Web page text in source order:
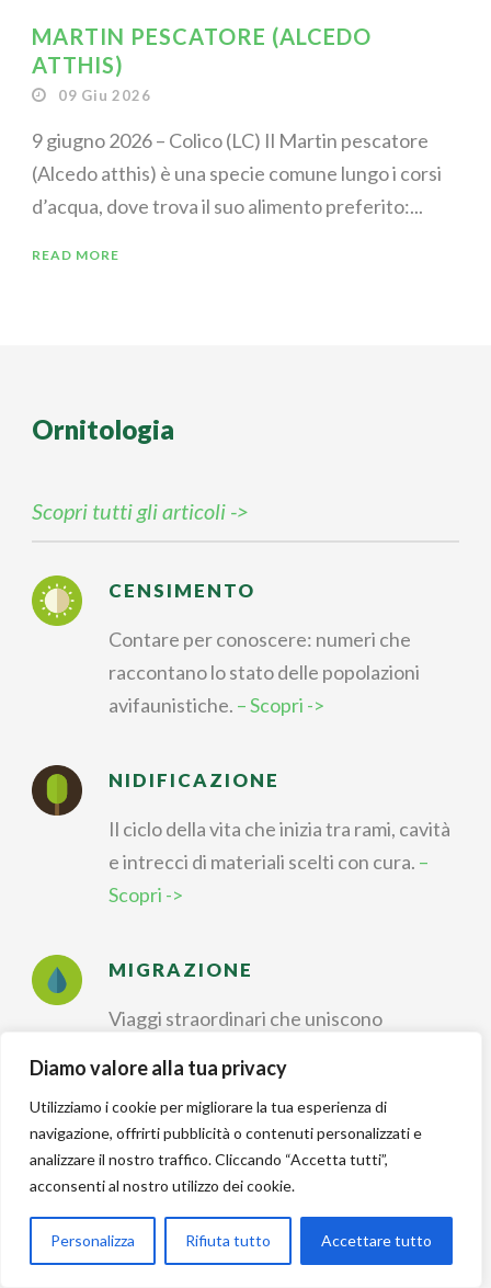
Diamo valore alla tua privacy
Utilizziamo i cookie per migliorare la tua esperienza di
navigazione, offrirti pubblicità o contenuti personalizzati e
analizzare il nostro traffico. Cliccando “Accetta tutti”,
acconsenti al nostro utilizzo dei cookie.
Personalizza Rifiuta tutto Accettare tutto
MARTIN PESCATORE (ALCEDO
ATTHIS)
09 Giu 2026
9 giugno 2026 – Colico (LC) Il Martin pescatore
(Alcedo atthis) è una specie comune lungo i corsi
d’acqua, dove trova il suo alimento preferito:...
READ MORE
Ornitologia
Scopri tutti gli articoli ->
CENSIMENTO
Contare per conoscere: numeri che
raccontano lo stato delle popolazioni
avifaunistiche. – Scopri ->
NIDIFICAZIONE
Il ciclo della vita che inizia tra rami, cavità
e intrecci di materiali scelti con cura. –
Scopri ->
MIGRAZIONE
Viaggi straordinari che uniscono
sopravvivenza.
– Scopri ->
IDENTIFICAZIONE
dare un nome a ogni